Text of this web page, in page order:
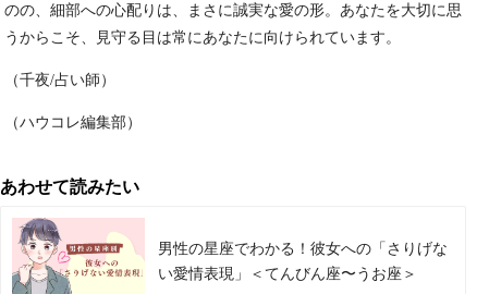
のの、細部への心配りは、まさに誠実な愛の形。あなたを大切に思
うからこそ、見守る目は常にあなたに向けられています。
（千夜/占い師）
（ハウコレ編集部）
あわせて読みたい
男性の星座でわかる！彼女への「さりげな
い愛情表現」＜てんびん座〜うお座＞